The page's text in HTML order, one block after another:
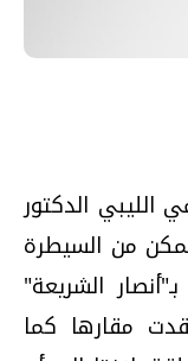
الليبي الدكتور
من السيطرة
الشريعة"
مقارها كما